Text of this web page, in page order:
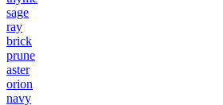
sage
ray
brick
prune
aster
orion
navy